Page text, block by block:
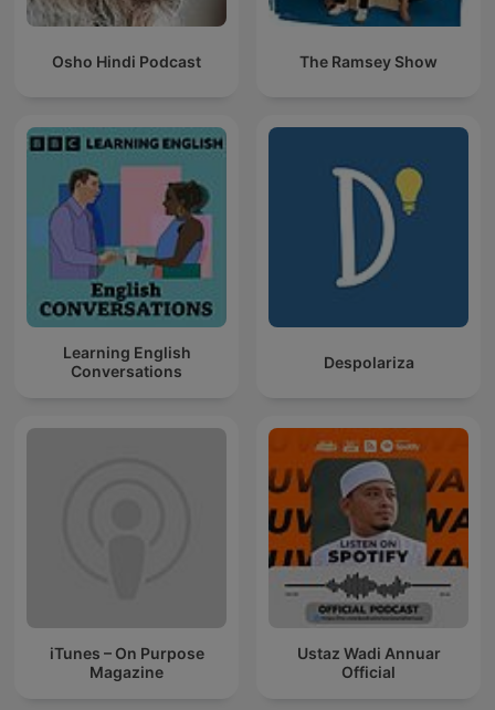
Osho Hindi Podcast The Ramsey Show
Learning English
Conversations
Despolariza
iTunes – On Purpose
Magazine
Ustaz Wadi Annuar
Official